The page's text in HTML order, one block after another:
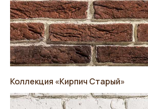
Коллекция «Кирпич Старый»